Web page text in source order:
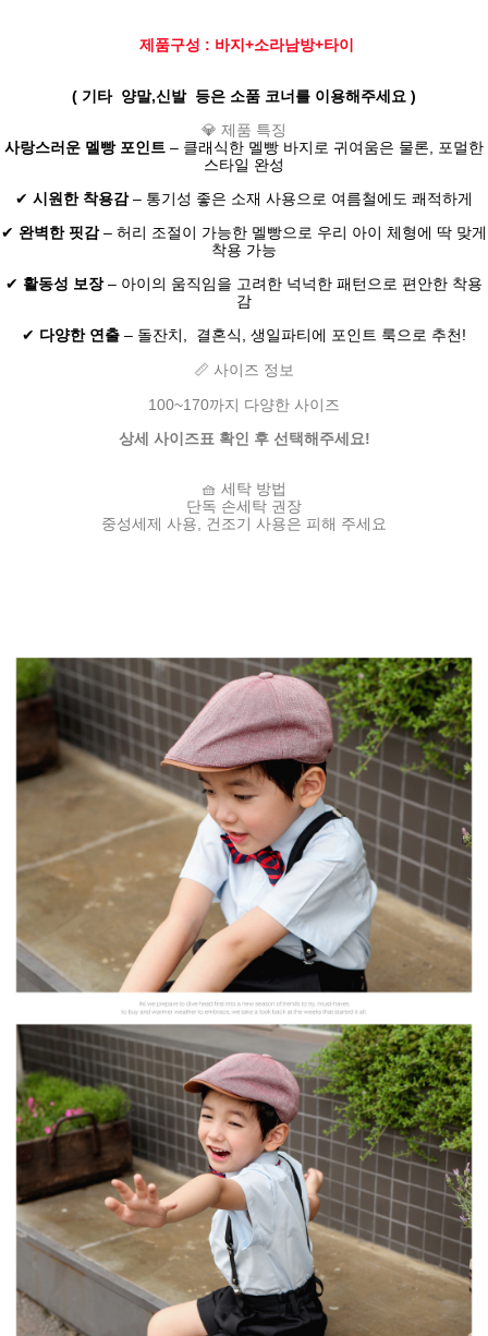
제품구성 : 바지+소라남방+타이
( 기타 양말,신발 등은 소품 코너를 이용해주세요 )
💎 제품 특징
사랑스러운 멜빵 포인트 – 클래식한 멜빵 바지로 귀여움은 물론, 포멀한
스타일 완성
✔ 시원한 착용감– 통기성 좋은 소재 사용으로 여름철에도 쾌적하게
✔ 완벽한 핏감– 허리 조절이 가능한 멜빵으로 우리 아이 체형에 딱 맞게
착용 가능
✔ 활동성 보장– 아이의 움직임을 고려한 넉넉한 패턴으로 편안한 착용
감
✔ 다양한 연출 – 돌잔치, 결혼식, 생일파티에 포인트 룩으로 추천!
📏 사이즈 정보
100~170까지 다양한 사이즈
상세 사이즈표 확인 후 선택해주세요!
🧺 세탁 방법
단독 손세탁 권장
중성세제 사용, 건조기 사용은 피해 주세요